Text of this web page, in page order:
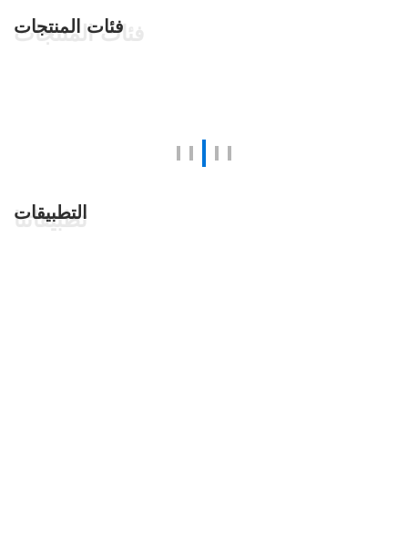
فئات المنتجات
فئات المنتجات
تطبيقاتنا
التطبيقات